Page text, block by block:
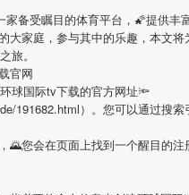
家备受瞩目的体育平台，🌠提供丰
的大家庭，参与其中的乐趣，本文将
旅。
官网
环球国际tv下载的官方网址🔦
191682.html）。您可以通过搜索
🌄您会在页面上找到一个醒目的